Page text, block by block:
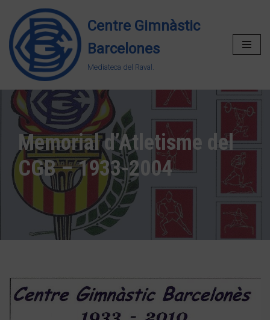
Vés
al
contingut
Centre Gimnàstic
Barcelones
Mediateca del Raval.
Memorial d’Atletisme del
CGB – 1933-2004